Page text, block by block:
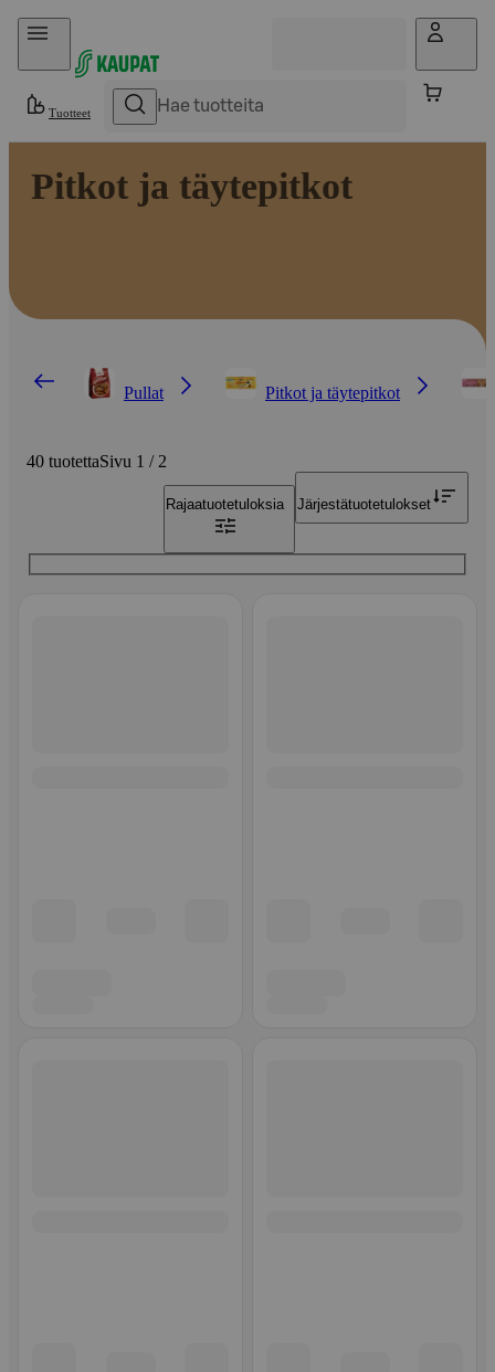
Hyppää sisältöön
Tuotteet
Pitkot ja täytepitkot
Pullat Pitkot ja täytepitkot
40 tuotettaSivu 1 / 2
Rajaatuotetuloksia Järjestätuotetulokset